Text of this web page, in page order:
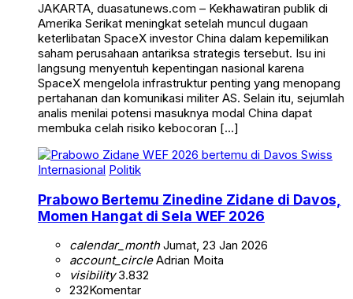
JAKARTA, duasatunews.com – Kekhawatiran publik di
Amerika Serikat meningkat setelah muncul dugaan
keterlibatan SpaceX investor China dalam kepemilikan
saham perusahaan antariksa strategis tersebut. Isu ini
langsung menyentuh kepentingan nasional karena
SpaceX mengelola infrastruktur penting yang menopang
pertahanan dan komunikasi militer AS. Selain itu, sejumlah
analis menilai potensi masuknya modal China dapat
membuka celah risiko kebocoran […]
Internasional Politik
Prabowo Bertemu Zinedine Zidane di Davos,
Momen Hangat di Sela WEF 2026
calendar_monthJumat, 23 Jan 2026
account_circleAdrian Moita
visibility3.832
232Komentar